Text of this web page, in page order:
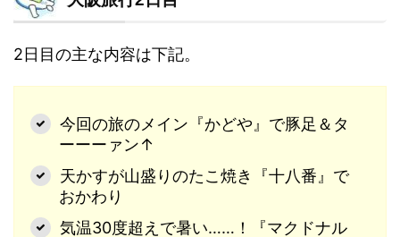
2日目の主な内容は下記。
今回の旅のメイン『かどや』で豚足＆タ
ーーーァン↑
天かすが山盛りのたこ焼き『十八番』で
おかわり
気温30度超えで暑い……！『マクドナル